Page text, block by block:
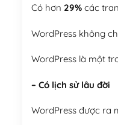
Có hơn 29%các
WordPress không
WordPress là một
– Có lịch sử lâu đời
WordPress được ra